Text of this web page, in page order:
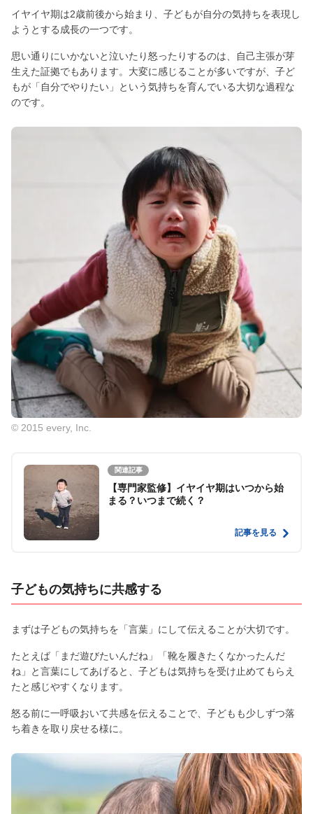
イヤイヤ期は2歳前後から始まり、子どもが自分の気持ちを表現し
ようとする成長の一つです。
思い通りにいかないと泣いたり怒ったりするのは、自己主張が芽
生えた証拠でもあります。大変に感じることが多いですが、子ど
もが「自分でやりたい」という気持ちを育んでいる大切な過程な
のです。
© 2015 every, Inc.
関連記事
【専門家監修】イヤイヤ期はいつから始
まる？いつまで続く？
記事を見る
子どもの気持ちに共感する
まずは子どもの気持ちを「言葉」にして伝えることが大切です。
たとえば「まだ遊びたいんだね」「靴を履きたくなかったんだ
ね」と言葉にしてあげると、子どもは気持ちを受け止めてもらえ
たと感じやすくなります。
怒る前に一呼吸おいて共感を伝えることで、子どもも少しずつ落
ち着きを取り戻せる様に。